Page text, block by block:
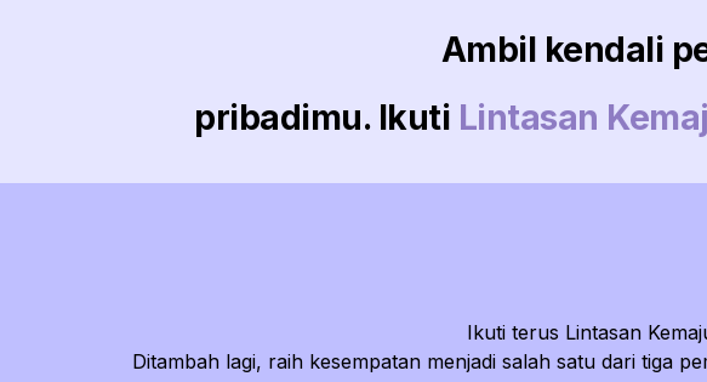
Ambil kendali
pribadimu. Ikuti Lintasan
Ikuti terus Lintasan
Ditambah lagi, raih kesempatan menjadi salah satu dari tiga